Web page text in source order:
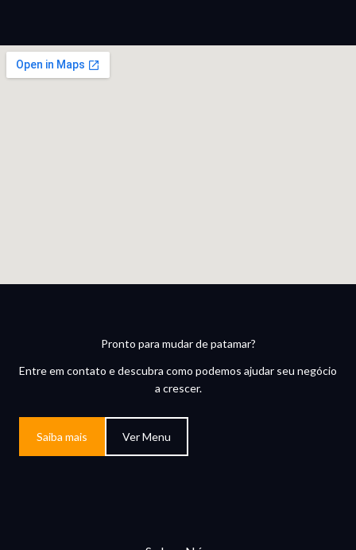
Pronto para mudar de patamar?
Entre em contato e descubra como podemos ajudar seu negócio
a crescer.
Saiba mais Ver Menu